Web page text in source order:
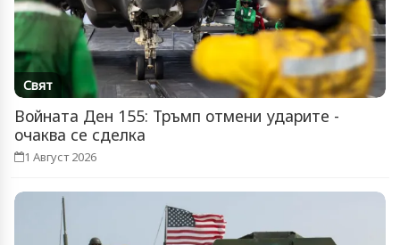
Свят
Войната Ден 155: Тръмп отмени ударите -
очаква се сделка
1 Август 2026